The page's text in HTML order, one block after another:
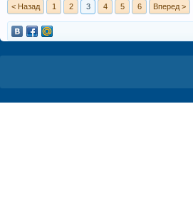
< Назад 1 2 3 4 5 6 Вперед >